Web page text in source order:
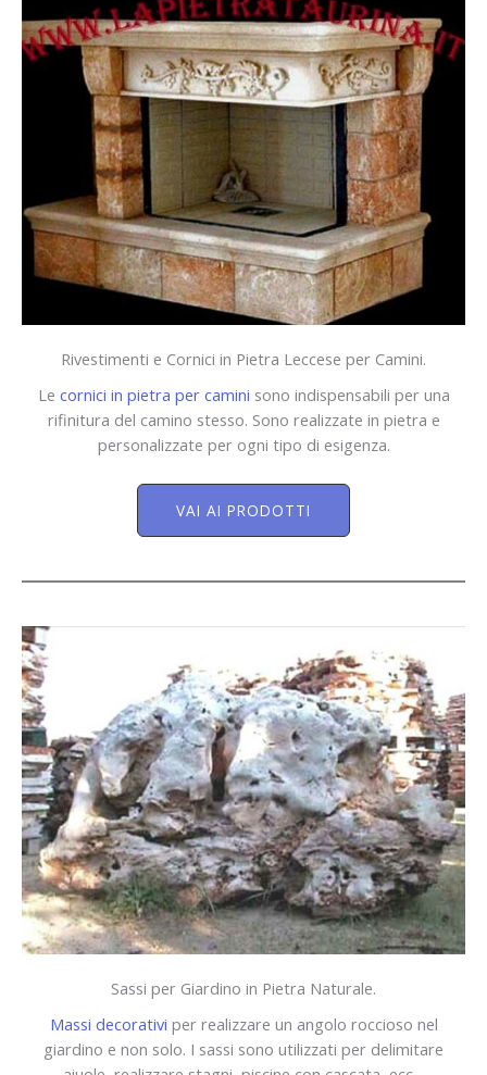
Rivestimenti e Cornici in Pietra Leccese per Camini.
Le cornici in pietra per camini sono indispensabili per una
rifinitura del camino stesso. Sono realizzate in pietra e
personalizzate per ogni tipo di esigenza.
VAI AI PRODOTTI
Sassi per Giardino in Pietra Naturale.
Massi decorativi per realizzare un angolo roccioso nel
giardino e non solo. I sassi sono utilizzati per delimitare